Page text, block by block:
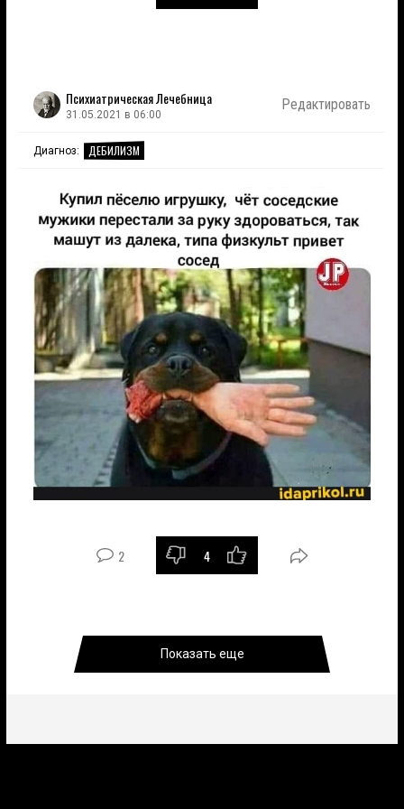
Психиатрическая Лечебница
31.05.2021 в 06:00
Редактировать
Диагноз: ДЕБИЛИЗМ
2 4
Показать еще